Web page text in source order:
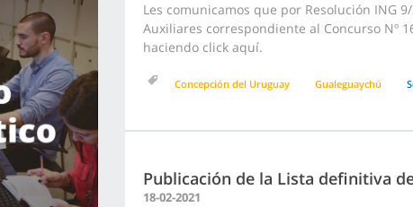
Les comunicamos que por Resolución ING
Auxiliares correspondiente al Concurso Nº
haciendo click aquí.
Concepción del Uruguay Gualeguaychú
Publicación de la Lista definitiva
18-02-2021